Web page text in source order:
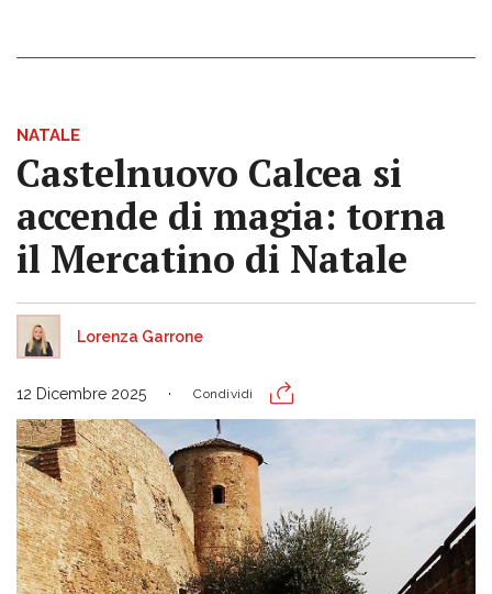
NATALE
Castelnuovo Calcea si
accende di magia: torna
il Mercatino di Natale
Lorenza Garrone
12 Dicembre 2025 Condividi